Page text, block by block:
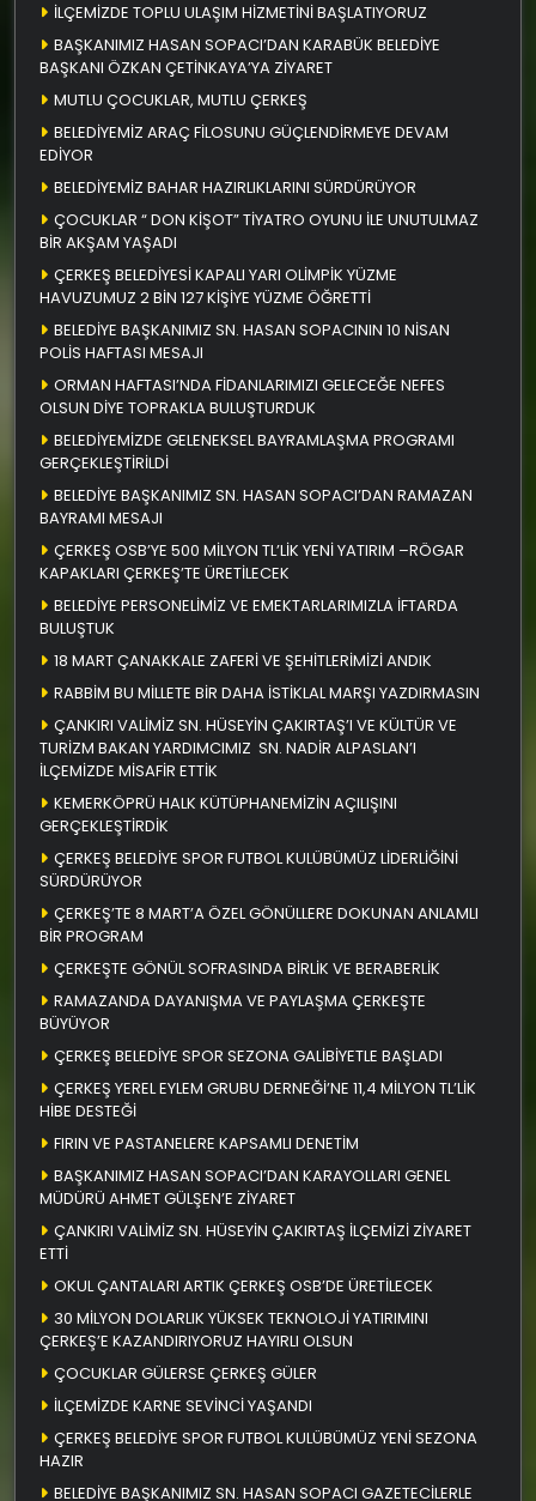
İLÇEMİZDE TOPLU ULAŞIM HİZMETİNİ BAŞLATIYORUZ
BAŞKANIMIZ HASAN SOPACI’DAN KARABÜK BELEDİYE
BAŞKANI ÖZKAN ÇETİNKAYA’YA ZİYARET
MUTLU ÇOCUKLAR, MUTLU ÇERKEŞ
BELEDİYEMİZ ARAÇ FİLOSUNU GÜÇLENDİRMEYE DEVAM
EDİYOR
BELEDİYEMİZ BAHAR HAZIRLIKLARINI SÜRDÜRÜYOR
ÇOCUKLAR “ DON KİŞOT” TİYATRO OYUNU İLE UNUTULMAZ
BİR AKŞAM YAŞADI
ÇERKEŞ BELEDİYESİ KAPALI YARI OLİMPİK YÜZME
HAVUZUMUZ 2 BİN 127 KİŞİYE YÜZME ÖĞRETTİ
BELEDİYE BAŞKANIMIZ SN. HASAN SOPACININ 10 NİSAN
POLİS HAFTASI MESAJI
ORMAN HAFTASI’NDA FİDANLARIMIZI GELECEĞE NEFES
OLSUN DİYE TOPRAKLA BULUŞTURDUK
BELEDİYEMİZDE GELENEKSEL BAYRAMLAŞMA PROGRAMI
GERÇEKLEŞTİRİLDİ
BELEDİYE BAŞKANIMIZ SN. HASAN SOPACI’DAN RAMAZAN
BAYRAMI MESAJI
ÇERKEŞ OSB’YE 500 MİLYON TL’LİK YENİ YATIRIM –RÖGAR
KAPAKLARI ÇERKEŞ’TE ÜRETİLECEK
BELEDİYE PERSONELİMİZ VE EMEKTARLARIMIZLA İFTARDA
BULUŞTUK
18 MART ÇANAKKALE ZAFERİ VE ŞEHİTLERİMİZİ ANDIK
RABBİM BU MİLLETE BİR DAHA İSTİKLAL MARŞI YAZDIRMASIN
ÇANKIRI VALİMİZ SN. HÜSEYİN ÇAKIRTAŞ’I VE KÜLTÜR VE
TURİZM BAKAN YARDIMCIMIZ SN. NADİR ALPASLAN’I
İLÇEMİZDE MİSAFİR ETTİK
KEMERKÖPRÜ HALK KÜTÜPHANEMİZİN AÇILIŞINI
GERÇEKLEŞTİRDİK
ÇERKEŞ BELEDİYE SPOR FUTBOL KULÜBÜMÜZ LİDERLİĞİNİ
SÜRDÜRÜYOR
ÇERKEŞ’TE 8 MART’A ÖZEL GÖNÜLLERE DOKUNAN ANLAMLI
BİR PROGRAM
ÇERKEŞTE GÖNÜL SOFRASINDA BİRLİK VE BERABERLİK
RAMAZANDA DAYANIŞMA VE PAYLAŞMA ÇERKEŞTE
BÜYÜYOR
ÇERKEŞ BELEDİYE SPOR SEZONA GALİBİYETLE BAŞLADI
ÇERKEŞ YEREL EYLEM GRUBU DERNEĞİ’NE 11,4 MİLYON TL’LİK
HİBE DESTEĞİ
FIRIN VE PASTANELERE KAPSAMLI DENETİM
BAŞKANIMIZ HASAN SOPACI’DAN KARAYOLLARI GENEL
MÜDÜRÜ AHMET GÜLŞEN’E ZİYARET
ÇANKIRI VALİMİZ SN. HÜSEYİN ÇAKIRTAŞ İLÇEMİZİ ZİYARET
ETTİ
OKUL ÇANTALARI ARTIK ÇERKEŞ OSB’DE ÜRETİLECEK
30 MİLYON DOLARLIK YÜKSEK TEKNOLOJİ YATIRIMINI
ÇERKEŞ’E KAZANDIRIYORUZ HAYIRLI OLSUN
ÇOCUKLAR GÜLERSE ÇERKEŞ GÜLER
İLÇEMİZDE KARNE SEVİNCİ YAŞANDI
ÇERKEŞ BELEDİYE SPOR FUTBOL KULÜBÜMÜZ YENİ SEZONA
HAZIR
BELEDİYE BAŞKANIMIZ SN. HASAN SOPACI GAZETECİLERLE